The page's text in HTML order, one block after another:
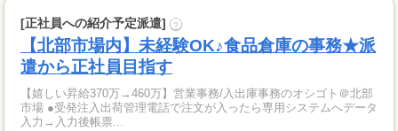
[正社員への紹介予定派遣] ?
【北部市場内】未経験OK♪食品倉庫の事務★派
遣から正社員目指す
【嬉しい昇給370万→460万】営業事務/入出庫事務のオシゴト＠北部
市場 ●受発注入出荷管理電話で注文が入ったら専用システムへデータ
入力→入力後帳票...